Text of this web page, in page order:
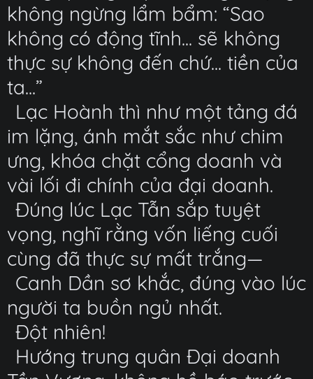
không ngừng lẩm bẩm: “Sao
không có động tĩnh... sẽ không
thực sự không đến chứ... tiền của
ta...”
Lạc Hoành thì như một tảng đá
im lặng, ánh mắt sắc như chim
ưng, khóa chặt cổng doanh và
vài lối đi chính của đại doanh.
Đúng lúc Lạc Tẫn sắp tuyệt
vọng, nghĩ rằng vốn liếng cuối
cùng đã thực sự mất trắng—
Canh Dần sơ khắc, đúng vào lúc
người ta buồn ngủ nhất.
Đột nhiên!
Hướng trung quân Đại doanh